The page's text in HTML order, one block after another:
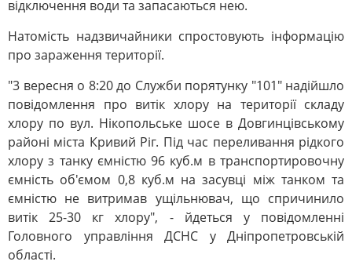
відключення води та запасаються нею.
Натомість надзвичайники спростовують інформацію
про зараження території.
"3 вересня о 8:20 до Служби порятунку "101" надійшло
повідомлення про витік хлору на території складу
хлору по вул. Нікопольське шосе в Довгинцівському
районі міста Кривий Ріг. Під час переливання рідкого
хлору з танку ємністю 96 куб.м в транспортировочну
ємність об'ємом 0,8 куб.м на засувці між танком та
ємністю не витримав ущільнювач, що спричинило
витік 25-30 кг хлору", - йдеться у повідомленні
Головного управління ДСНС у Дніпропетровській
області.